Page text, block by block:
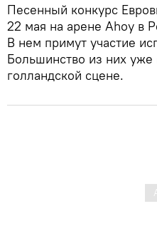
Песенный конкурс
22 мая на арене Ahoy в
В нем примут участие
Большинство из них
голландской сцене.